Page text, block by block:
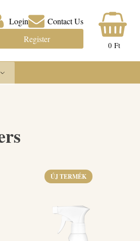
Login
Contact Us
Register
0Ft
ÚJ TERMÉK